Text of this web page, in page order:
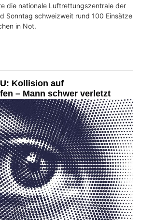
die nationale Luftrettungszentrale der
Sonntag schweizweit rund 100 Einsätze
in Not.
Kollision auf
– Mann schwer verletzt